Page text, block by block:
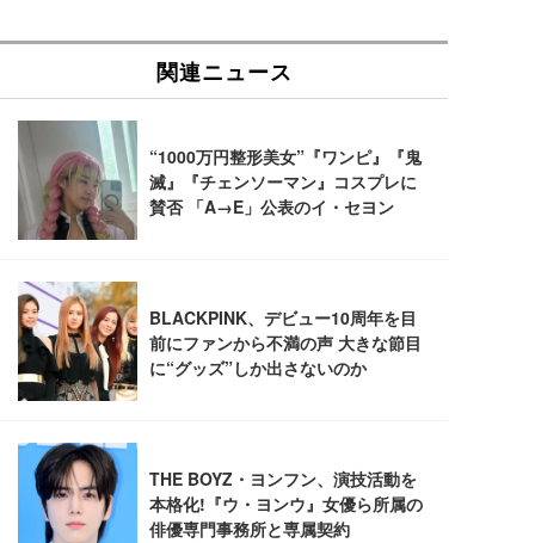
SIHOO B100 オフィスチェア／デスクチェア メッシ
ュチェア 人間工学 疲れない ブラック
￥27,999
Sezlife オフィスチェア デスクチェア 疲れない テレ
ワーク チェア 強化バックレスト 30度ロッキング機
能 人間工学 椅子 腰サポート 90度跳ね上げ式アーム
ワーク チェア 強化バックレスト 30度ロッキング機
能 人間工学 椅子 腰サポート 90度跳ね上げ式アーム
レスト 3Dヘッドレスト ハンガー付き 高反発クッシ
￥7,680
ッシュ 通気性 ランバーサポート付き 腰サポート ガ
ス圧無段階昇降 360度回転 キャスター付き コンパク
ト 幅52×奥行58.5×高さ84～96cm テレワーク 在宅
勤務 ブラック
￥4,139
EV2740X-WT | 27.0型4K UHD・USB Type-C・ホワ
イト
￥109,572
【純正品】27"ゲーミングモニター DualSense 充電
フック付き（CFI-ZDM1J）
ー フルHD（1920×1080）VA 非光沢 HDMI/DisplayP
ort/VGA スピーカー内蔵 高さ調整 スイベル VESA対
応 ComfortView ビジネス向け
￥15,800
HOOTER Gaming Monitor 24” Essential ゲーミン
グモニター QD 24.5インチ 1ms FHD 量子ドット 残
像低減 (3年保証 | 輝点保証 | 日本メーカー)
￥34,980
Amazonベーシック ペットシーツ 厚型 ワイド 42枚
x2袋(84枚) ホワイト(吸収面:ライトブルー)
￥3,234
ネオ・ルーライフ ネオ・オムツ L 中型犬用 26枚入
り 単品
限定】 Smart Basic アイリスオーヤマ ペットシーツ
超厚型 お徳用 ワイド 100枚入 (x 1) (ケース販売)
￥3,670
ュラー 200枚入【Amazon.co.jp限定】
￥3,731